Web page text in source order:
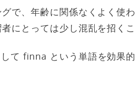
で、年齢に関係なくよく使わ
にとっては少し混乱を招くこ
て finna という単語を効果